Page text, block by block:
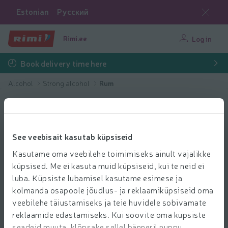
See veebisait kasutab küpsiseid
Kasutame oma veebilehe toimimiseks ainult vajalikke
küpsised. Me ei kasuta muid küpsiseid, kui te neid ei
luba. Küpsiste lubamisel kasutame esimese ja
kolmanda osapoole jõudlus- ja reklaamiküpsiseid oma
veebilehe täiustamiseks ja teie huvidele sobivamate
reklaamide edastamiseks. Kui soovite oma küpsiste
Estonian Русский
Rimi.ee Log in
Book delivery time here
Alcohol Strong alcohol Rum